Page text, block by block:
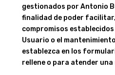
gestionados por Antonio
finalidad de poder
compromisos establecidos
Usuario o el
establezca en los
rellene o para atender